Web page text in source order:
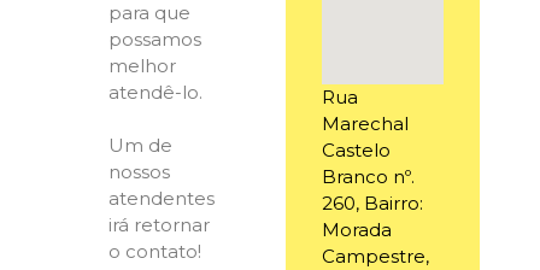
para que
possamos
melhor
atendê-lo.
Um de
nossos
atendentes
irá retornar
o contato!
Rua
Marechal
Castelo
Branco nº.
260, Bairro:
Morada
Campestre,